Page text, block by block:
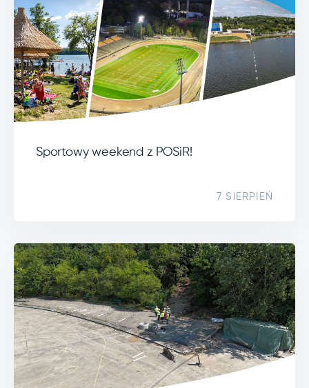
Sportowy weekend z POSiR!
7 SIERPIEŃ